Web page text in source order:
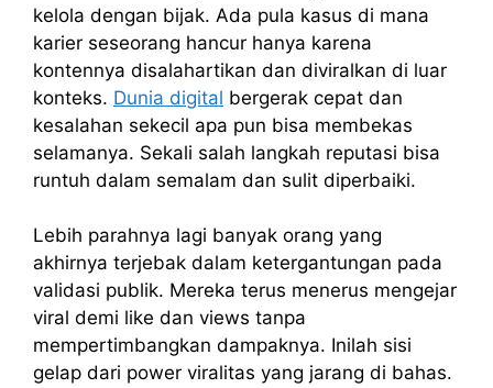
kelola dengan bijak. Ada pula kasus di mana
karier seseorang hancur hanya karena
kontennya disalahartikan dan diviralkan di luar
konteks. Dunia digital bergerak cepat dan
kesalahan sekecil apa pun bisa membekas
selamanya. Sekali salah langkah reputasi bisa
runtuh dalam semalam dan sulit diperbaiki.
Lebih parahnya lagi banyak orang yang
akhirnya terjebak dalam ketergantungan pada
validasi publik. Mereka terus menerus mengejar
viral demi like dan views tanpa
mempertimbangkan dampaknya. Inilah sisi
gelap dari power viralitas yang jarang di bahas.